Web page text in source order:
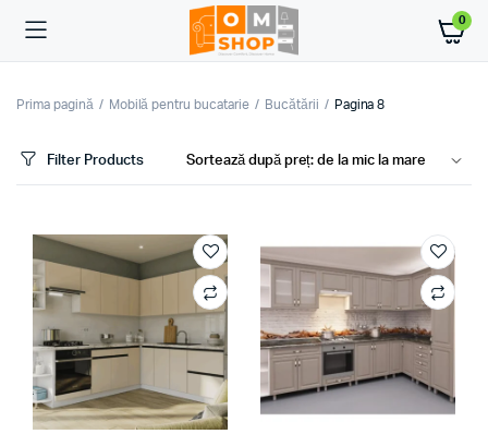
0
Prima pagină Mobilă pentru bucatarie Bucătării Pagina 8
Filter Products